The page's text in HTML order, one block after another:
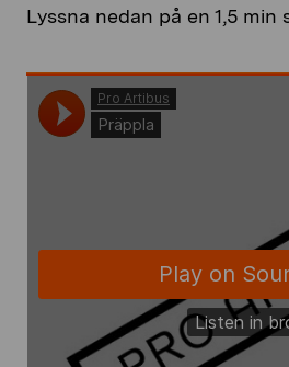
Lyssna nedan på en 1,5 min